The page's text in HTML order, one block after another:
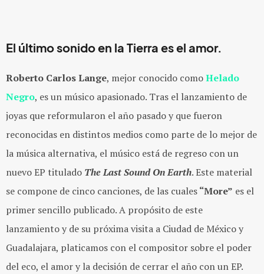
El último sonido en la Tierra es el amor.
Roberto Carlos Lange, mejor conocido comoHelado
Negro, es un músico apasionado. Tras el lanzamiento de
joyas que reformularon el año pasado y que fueron
reconocidas en distintos medios como parte de lo mejor de
la música alternativa, el músico está de regreso con un
nuevo EP titulado The Last Sound On Earth. Este material
se compone de cinco canciones, de las cuales“More” es el
primer sencillo publicado. A propósito de este
lanzamiento y de su próxima visita a Ciudad de México y
Guadalajara, platicamos con el compositor sobre el poder
del eco, el amor y la decisión de cerrar el año con un EP.